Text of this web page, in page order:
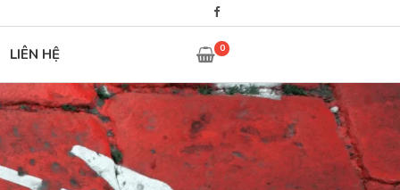
LIÊN HỆ 0